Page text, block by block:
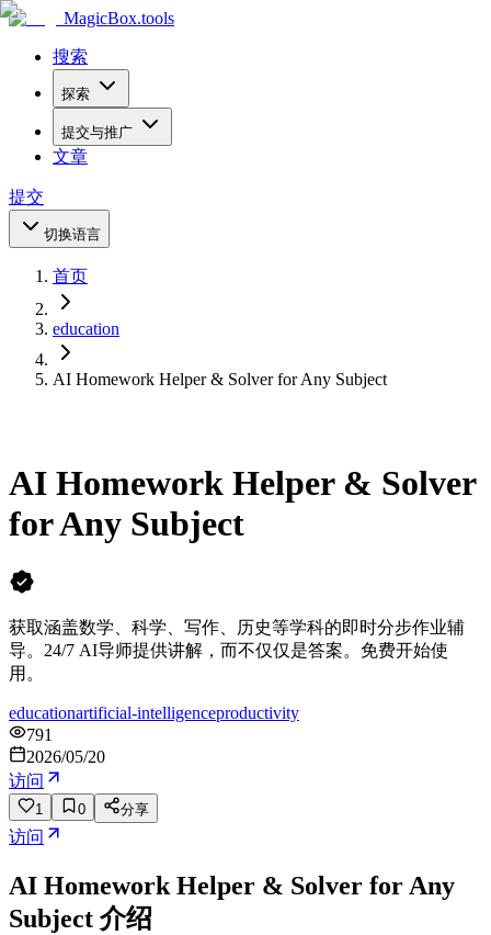
MagicBox.tools
搜索
探索
提交与推广
文章
提交
切换语言
首页
education
AI Homework Helper & Solver for Any Subject
AI Homework Helper & Solver
for Any Subject
获取涵盖数学、科学、写作、历史等学科的即时分步作业辅
导。24/7 AI导师提供讲解，而不仅仅是答案。免费开始使
用。
educationartificial-intelligenceproductivity
791
2026/05/20
访问
1 0 分享
访问
AI Homework Helper & Solver for Any
Subject 介绍